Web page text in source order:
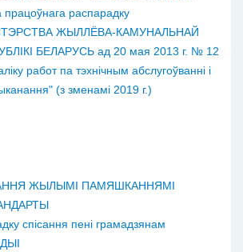
працоўнага распарадку
ЖЫЛЛЁВА-КАМУНАЛЬНАЙ
БЕЛАРУСЬ ад 20 мая 2013 г. № 12
работ па тэхнічным абслугоўванні і
(з зменамі 2019 г.)
ЖЫЛЫМІ ПАМЯШКАННЯМІ
спісання пені грамадзянам